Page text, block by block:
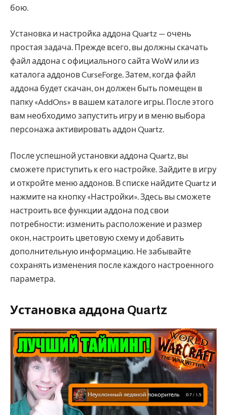
бою.
Установка и настройка аддона Quartz — очень
простая задача. Прежде всего, вы должны скачать
файл аддона с официального сайта WoW или из
каталога аддонов CurseForge. Затем, когда файл
аддона будет скачан, он должен быть помещен в
папку «AddOns» в вашем каталоге игры. После этого
вам необходимо запустить игру и в меню выбора
персонажа активировать аддон Quartz.
После успешной установки аддона Quartz, вы
сможете приступить к его настройке. Зайдите в игру
и откройте меню аддонов. В списке найдите Quartz и
нажмите на кнопку «Настройки». Здесь вы сможете
настроить все функции аддона под свои
потребности: изменить расположение и размер
окон, настроить цветовую схему и добавить
дополнительную информацию. Не забывайте
сохранять изменения после каждого настроенного
параметра.
Установка аддона Quartz